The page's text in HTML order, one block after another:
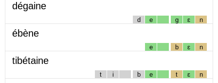
dégaine
d e g ɛ n
ébène
e b ɛ n
tibétaine
t i b e t ɛ n